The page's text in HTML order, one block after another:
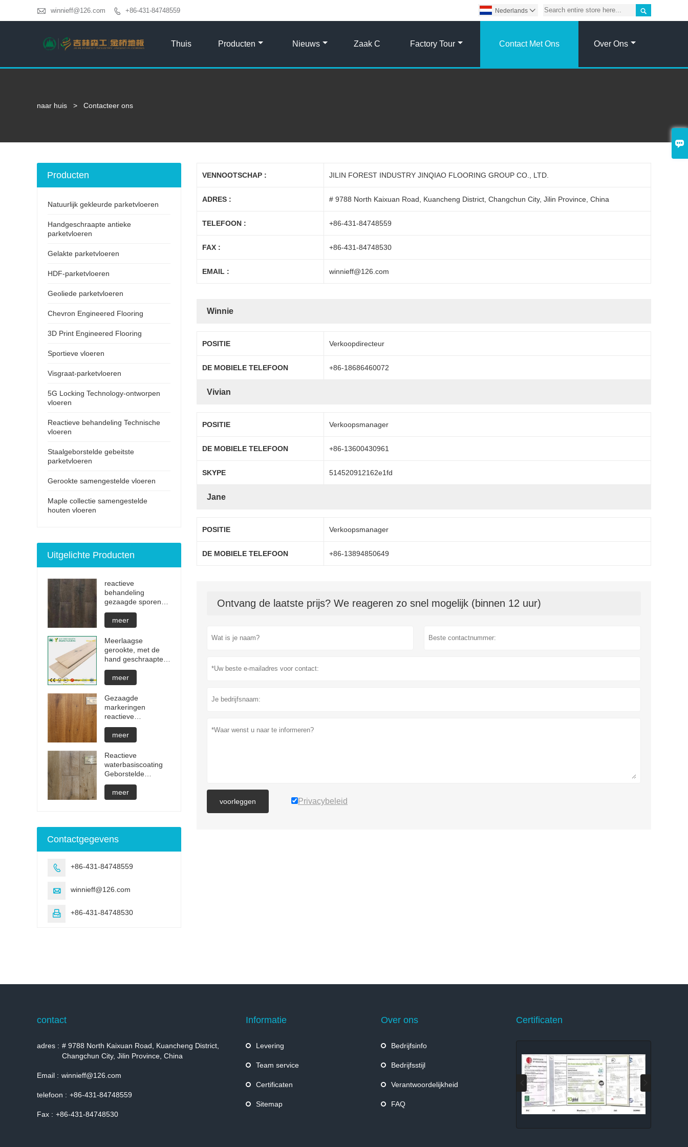

 winnieff@126.com  +86-431-84748559 
Nederlands 
Thuis Producten Nieuws Zaak C Factory Tour Contact Met Ons Over Ons
naar huis > Contacteer ons
VENNOOTSCHAP : JILIN FOREST INDUSTRY JINQIAO FLOORING GROUP CO., LTD.
ADRES : # 9788 North Kaixuan Road, Kuancheng District, Changchun City, Jilin Province, China
TELEFOON : +86-431-84748559
FAX : +86-431-84748530
EMAIL : winnieff@126.com
Winnie
POSITIE Verkoopdirecteur
DE MOBIELE TELEFOON +86-18686460072
Vivian
POSITIE Verkoopsmanager
DE MOBIELE TELEFOON +86-13600430961
SKYPE 514520912162e1fd
Jane
POSITIE Verkoopsmanager
DE MOBIELE TELEFOON +86-13894850649
Ontvang de laatste prijs? We reageren zo snel mogelijk (binnen 12 uur)
voorleggen Privacybeleid
Producten
Natuurlijk gekleurde parketvloeren
Handgeschraapte antieke
parketvloeren
Gelakte parketvloeren
HDF-parketvloeren
Geoliede parketvloeren
Chevron Engineered Flooring
3D Print Engineered Flooring
Sportieve vloeren
Visgraat-parketvloeren
5G Locking Technology-ontworpen
vloeren
Reactieve behandeling Technische
vloeren
Staalgeborstelde gebeitste
parketvloeren
Gerookte samengestelde vloeren
Maple collectie samengestelde
houten vloeren
Uitgelichte Producten
reactieve
behandeling
gezaagde sporen
onzichtbare
geoliede
parketvloeren
meer
Meerlaagse
gerookte, met de
hand geschraapte
wit geoliede harde
houten vloeren
meer
Gezaagde
markeringen
reactieve
behandeling
onzichtbare
geoliede
parketvloeren
meer
Reactieve
waterbasiscoating
Geborstelde
parketvloeren
meer
Contactgegevens
 +86-431-84748559
 winnieff@126.com
 +86-431-84748530
contact
adres : # 9788 North Kaixuan Road, Kuancheng District,
Changchun City, Jilin Province, China
Email : winnieff@126.com
telefoon : +86-431-84748559
Fax : +86-431-84748530
Informatie
Levering
Team service
Certificaten
Sitemap
Over ons
Bedrijfsinfo
Bedrijfsstijl
Verantwoordelijkheid
FAQ
Certificaten